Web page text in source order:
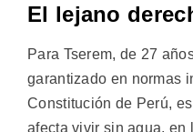
El lejano
Para Tserem, de 27
garantizado en normas
Constitución de Perú,
afecta vivir sin agua, en